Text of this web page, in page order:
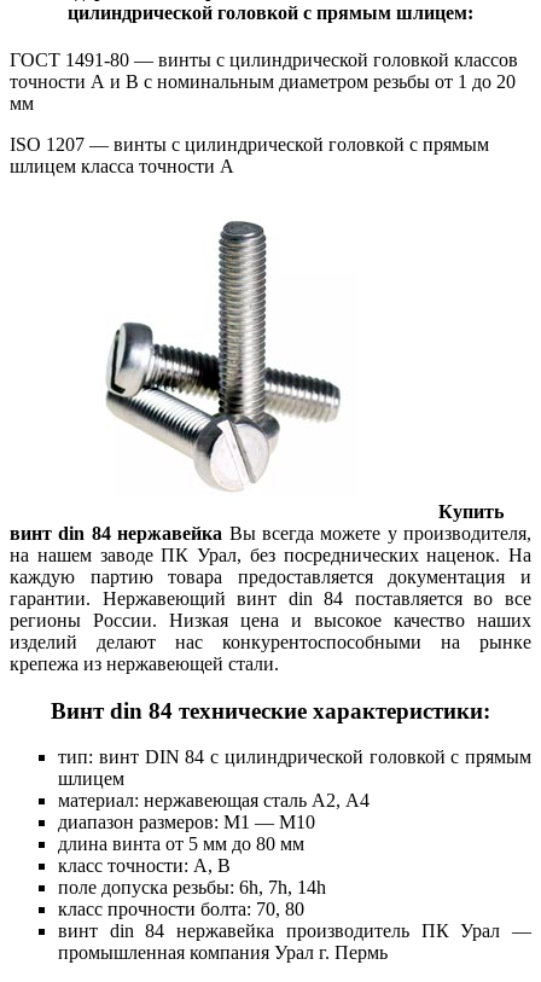
цилиндрической головкой с прямым шлицем:
ГОСТ 1491-80 — винты с цилиндрической головкой классов
точности А и В с номинальным диаметром резьбы от 1 до 20
мм
ISO 1207 — винты с цилиндрической головкой с прямым
шлицем класса точности А
Купить
винт din 84 нержавейка Вы всегда можете у производителя,
на нашем заводе ПК Урал, без посреднических наценок. На
каждую партию товара предоставляется документация и
гарантии. Нержавеющий винт din 84 поставляется во все
регионы России. Низкая цена и высокое качество наших
изделий делают нас конкурентоспособными на рынке
крепежа из нержавеющей стали.
Винт din 84 технические характеристики:
тип: винт DIN 84 с цилиндрической головкой с прямым
шлицем
материал: нержавеющая сталь А2, А4
диапазон размеров: М1 — М10
длина винта от 5 мм до 80 мм
класс точности: А, В
поле допуска резьбы: 6h, 7h, 14h
класс прочности болта: 70, 80
винт din 84 нержавейка производитель ПК Урал —
промышленная компания Урал г. Пермь